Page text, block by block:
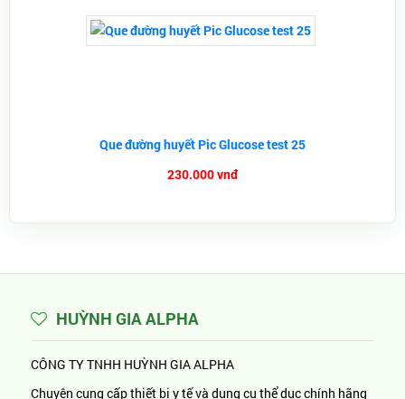
Que đường huyết Pic Glucose test 25
230.000 vnđ
HUỲNH GIA ALPHA
CÔNG TY TNHH HUỲNH GIA ALPHA
Chuyên cung cấp thiết bị y tế và dụng cụ thể dục chính hãng